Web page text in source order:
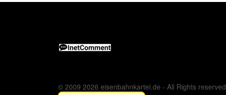
© 2009 2026 eisenbahnkartei.de - All Rights reserved